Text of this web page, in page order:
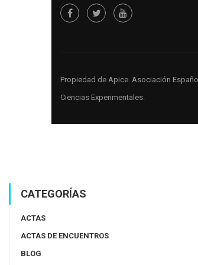
Propiedad de Apice. Asociación
Ciencias Experimentales.
CATEGORÍAS
ACTAS
ACTAS DE ENCUENTROS
BLOG